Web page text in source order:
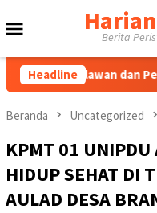
ke
Berita
Headline
dan Perintis
Beranda Uncategorized
KPMT 01 UNIPDU
HIDUP SEHAT DI
AULAD DESA